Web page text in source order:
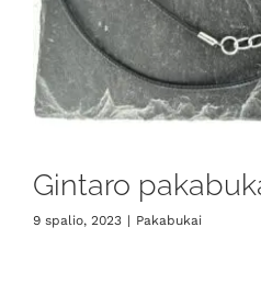
Gintaro
9 spalio, 2023 | Pakabukai